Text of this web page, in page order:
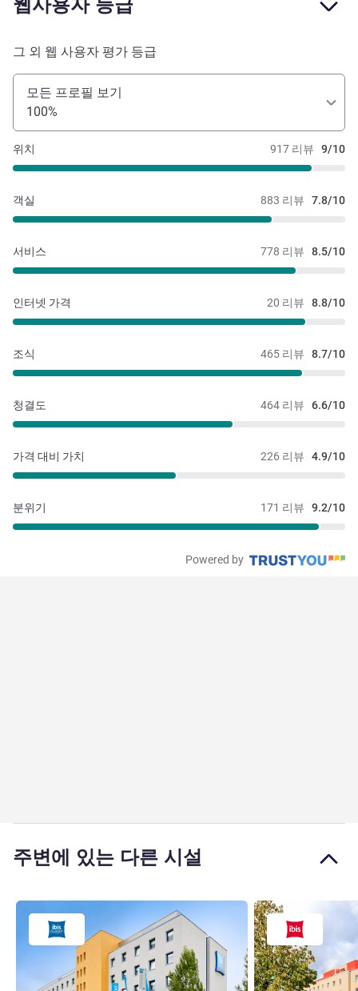
그 외 웹 사용자 평가 등급
모든 프로필 보기
100%
917 리뷰 9/10
위치
883 리뷰 7.8/10
객실
778 리뷰 8.5/10
서비스
20 리뷰 8.8/10
인터넷 가격
465 리뷰 8.7/10
조식
464 리뷰 6.6/10
청결도
226 리뷰 4.9/10
가격 대비 가치
171 리뷰 9.2/10
분위기
Powered by
주변에 있는 다른 시설